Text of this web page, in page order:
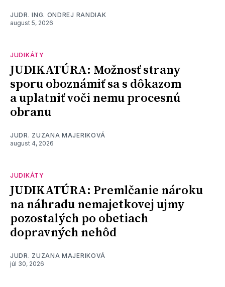
JUDR. ING. ONDREJ RANDIAK
august 5, 2026
JUDIKÁTY
JUDIKATÚRA: Možnosť strany
sporu oboznámiť sa s dôkazom
a uplatniť voči nemu procesnú
obranu
JUDR. ZUZANA MAJERIKOVÁ
august 4, 2026
JUDIKÁTY
JUDIKATÚRA: Premlčanie nároku
na náhradu nemajetkovej ujmy
pozostalých po obetiach
dopravných nehôd
JUDR. ZUZANA MAJERIKOVÁ
júl 30, 2026